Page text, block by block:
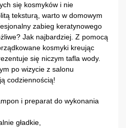
się kosmyków i nie
teksturą, warto w domowym
zabieg keratynowego
Jak najbardziej. Z pomocą
kosmyki kreując
się niczym tafla wody.
po wizycie z salonu
codziennością!
i preparat do wykonania
gładkie,